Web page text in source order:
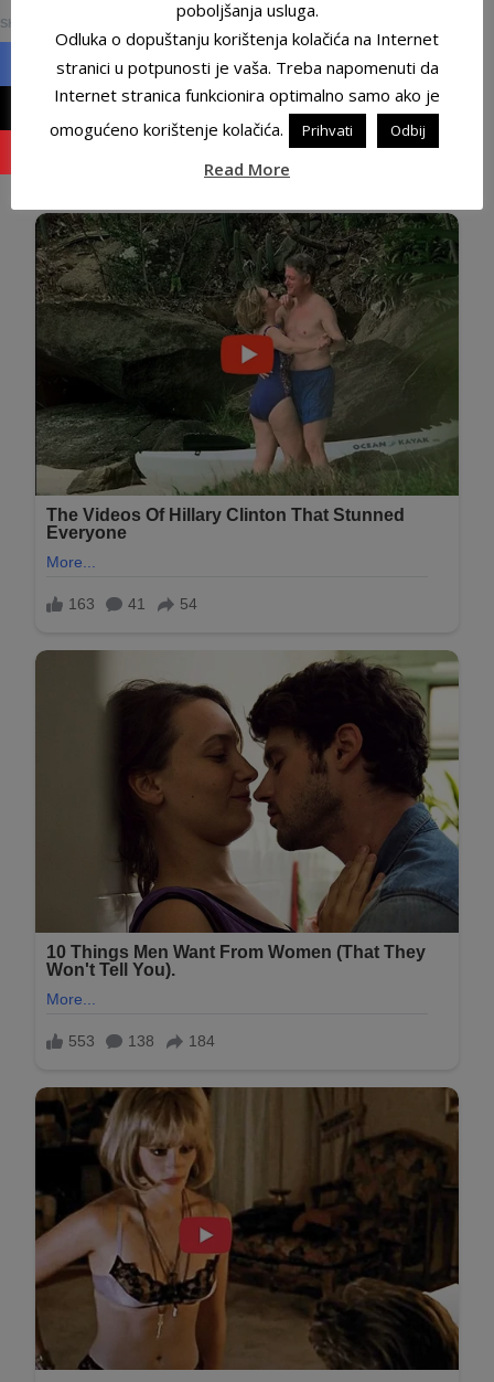
poboljšanja usluga.
Odluka o dopuštanju korištenja kolačića na Internet
stranici u potpunosti je vaša. Treba napomenuti da
Internet stranica funkcionira optimalno samo ako je
omogućeno korištenje kolačića.
Prihvati Odbij
Read More
SHARES